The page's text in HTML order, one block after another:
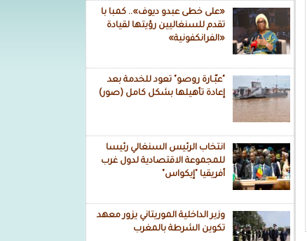
«على خطى عبدو ديوف».. كمبا با
تقدم للسنغاليين رؤيتها لقيادة
«الفرانكفونية»
"عبّـارة روصو" تعود للخدمة بعد
إعادة تأهيلها بشكل كامل (صور)
انتخاب الرئيس السنغالي رئيسا
للمجموعة الاقتصادية لدول غرب
أفريقيا "إيكواس"
وزير الداخلية الموريتاني يزور معهد
تكوين الشرطة بالمغرب